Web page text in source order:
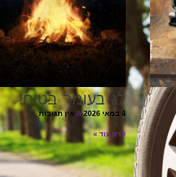
לג בעומר בטוח!
4 במאי 2026 אין תגובות
קרא עוד »